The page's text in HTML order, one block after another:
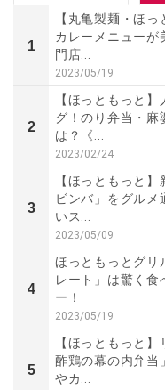
1
【丸亀製麺・ほ
カレーメニューが
門店...
2023/05/19
2
【ほっともっと
グ！のり弁当・麻
は？《...
2023/02/24
3
【ほっともっと
ビンバ」をグルメ
いス...
2023/05/09
4
ほっともっとグリ
レート」は驚く食
ー！
2023/05/19
5
【ほっともっと
酢鶏の幕の内弁当
やカ...